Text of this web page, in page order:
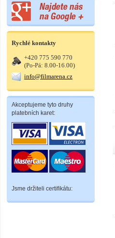
Rychlé kontakty
+420 775 590 770
(Po-Pá: 8.00-16.00)
info@filmarena.cz
Akceptujeme tyto druhy
platebních karet:
Jsme držiteli certifikátu: